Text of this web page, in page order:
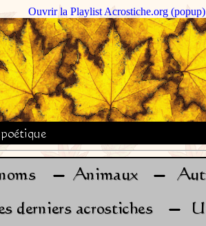
Ouvrir la Playlist Acrostiche.org (popup)